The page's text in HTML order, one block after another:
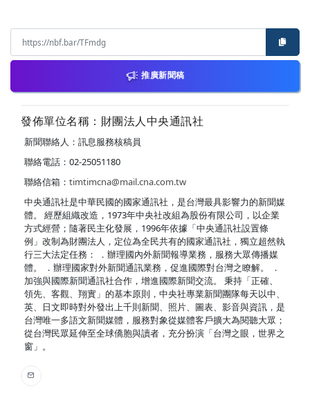
推廣新聞稿
發佈單位名稱：財團法人中央通訊社
新聞聯絡人：訊息服務核稿員
聯絡電話：02-25051180
聯絡信箱： timtimcna@mail.cna.com.tw
中央通訊社是中華民國的國家通訊社，是台灣最具影響力的新聞媒
體。 經歷組織改造，1973年中央社改組為股份有限公司，以企業
方式經營；隨著民主化發展，1996年依據「中央通訊社設置條
例」改制為財團法人，定位為全民共有的國家通訊社，獨立超然執
行三大法定任務： ．辦理國內外新聞報導業務，服務大眾傳播媒
體。 ．辦理國家對外新聞通訊業務，促進國際對台灣之瞭解。 ．
加強與國際新聞通訊社合作，增進國際新聞交流。 秉持「正確、
領先、客觀、翔實」的基本原則，中央社專業新聞團隊每天以中、
英、日文即時對外發出上千則新聞、照片、圖表、影音與資訊，是
台灣唯一多語文新聞媒體，服務對象從媒體客戶擴大為閱聽大眾；
從台灣民眾延伸至全球僑胞與讀者，充分扮演「台灣之眼，世界之
窗」。